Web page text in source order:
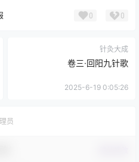
0 0
针灸大成
卷三·回阳九针歌
2025-6-19 0:05:26
员